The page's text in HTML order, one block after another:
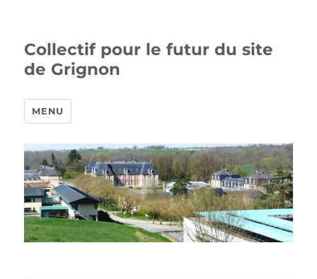
Collectif pour le futur du site
de Grignon
MENU